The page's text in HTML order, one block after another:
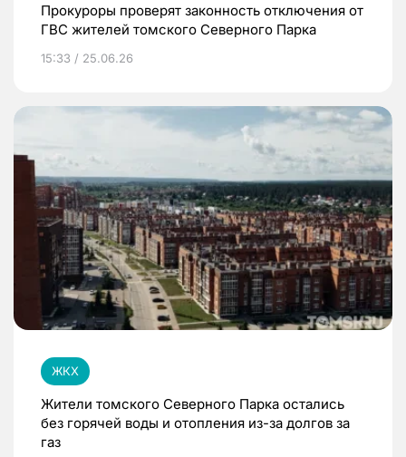
Прокуроры проверят законность отключения от
ГВС жителей томского Северного Парка
15:33 / 25.06.26
ЖКХ
Жители томского Северного Парка остались
без горячей воды и отопления из-за долгов за
газ